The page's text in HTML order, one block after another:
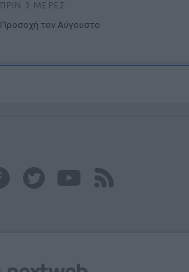
ΠΡΙΝ 3 ΜΈΡΕΣ
Προσοχή τον Αύγουστο